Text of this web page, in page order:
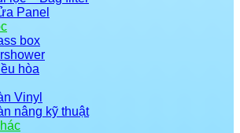
Panel
box
hòa
Vinyl
nâng kỹ thuật